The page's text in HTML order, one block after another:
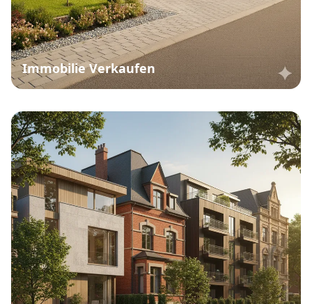
Immobilie Verkaufen